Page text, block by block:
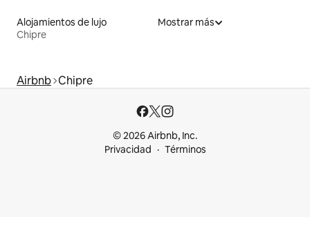
Alojamientos de lujo
Chipre
Mostrar más
Airbnb Chipre
© 2026 Airbnb, Inc.
Privacidad
Términos